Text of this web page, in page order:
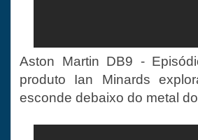
Aston Martin DB9 -
produto Ian Minards
esconde debaixo do metal